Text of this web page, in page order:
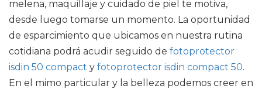
melena, maquillaje y cuidado de piel te motiva,
desde luego tomarse un momento. La oportunidad
de esparcimiento que ubicamos en nuestra rutina
cotidiana podrá acudir seguido de fotoprotector
isdin 50 compact y fotoprotector isdin compact 50.
En el mimo particular y la belleza podemos creer en